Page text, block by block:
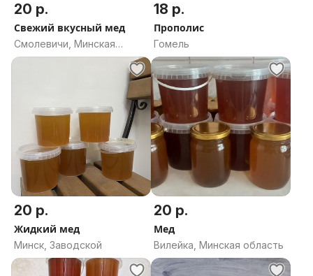
20 р.
Свежий вкусный мед
Смолевичи, Минская
область
18 р.
Прополис
Гомель
20 р.
Жидкий мед
Минск, Заводской
20 р.
Мед
Вилейка, Минская область